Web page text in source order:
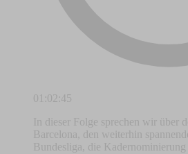
01:02:45
In dieser Folge sprechen wir über
Barcelona, den weiterhin
Bundesliga, die